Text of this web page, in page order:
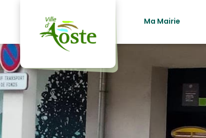
Ma Mairie